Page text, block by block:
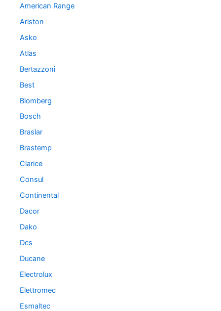
American Range
Ariston
Asko
Atlas
Bertazzoni
Best
Blomberg
Bosch
Braslar
Brastemp
Clarice
Consul
Continental
Dacor
Dako
Dcs
Ducane
Electrolux
Elettromec
Esmaltec